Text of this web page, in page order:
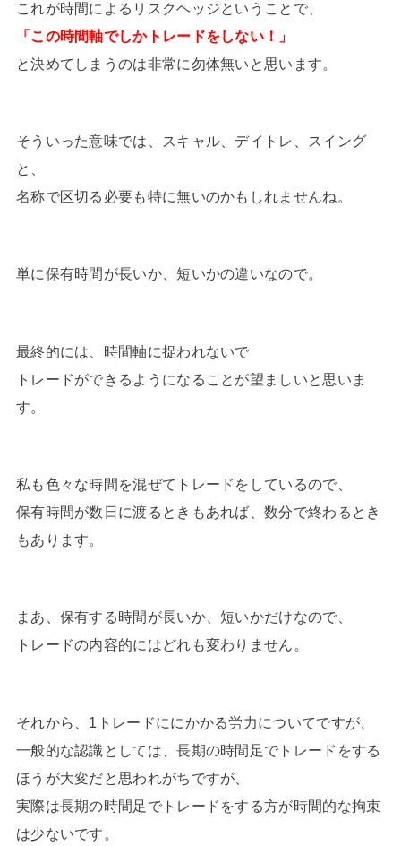
これが時間によるリスクヘッジということで、
「この時間軸でしかトレードをしない！」
と決めてしまうのは非常に勿体無いと思います。
そういった意味では、スキャル、デイトレ、スイング
と、
名称で区切る必要も特に無いのかもしれませんね。
単に保有時間が長いか、短いかの違いなので。
最終的には、時間軸に捉われないで
トレードができるようになることが望ましいと思いま
す。
私も色々な時間を混ぜてトレードをしているので、
保有時間が数日に渡るときもあれば、数分で終わるとき
もあります。
まあ、保有する時間が長いか、短いかだけなので、
トレードの内容的にはどれも変わりません。
それから、1トレードににかかる労力についてですが、
一般的な認識としては、長期の時間足でトレードをする
ほうが大変だと思われがちですが、
実際は長期の時間足でトレードをする方が時間的な拘束
は少ないです。